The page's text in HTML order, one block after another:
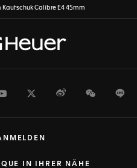
Calibre E4 45mm
YoutubeTwitterWeiboWeChat
IN IHRER NÄHE